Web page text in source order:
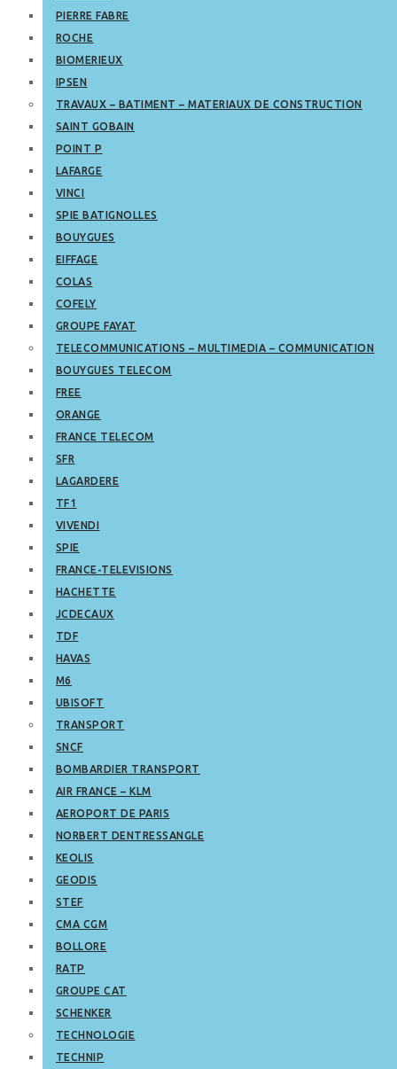
PIERRE FABRE
ROCHE
BIOMERIEUX
IPSEN
TRAVAUX – BATIMENT – MATERIAUX DE CONSTRUCTION
SAINT GOBAIN
POINT P
LAFARGE
VINCI
SPIE BATIGNOLLES
BOUYGUES
EIFFAGE
COLAS
COFELY
GROUPE FAYAT
TELECOMMUNICATIONS – MULTIMEDIA – COMMUNICATION
BOUYGUES TELECOM
FREE
ORANGE
FRANCE TELECOM
SFR
LAGARDERE
TF1
VIVENDI
SPIE
FRANCE-TELEVISIONS
HACHETTE
JCDECAUX
TDF
HAVAS
M6
UBISOFT
TRANSPORT
SNCF
BOMBARDIER TRANSPORT
AIR FRANCE – KLM
AEROPORT DE PARIS
NORBERT DENTRESSANGLE
KEOLIS
GEODIS
STEF
CMA CGM
BOLLORE
RATP
GROUPE CAT
SCHENKER
TECHNOLOGIE
TECHNIP